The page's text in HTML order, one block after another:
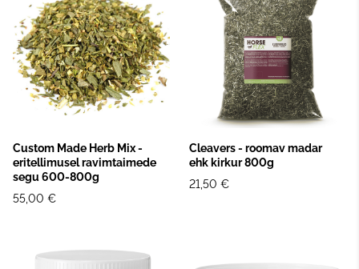
Custom Made Herb Mix -
eritellimusel ravimtaimede
segu 600-800g
55,00 €
Cleavers - roomav madar
ehk kirkur 800g
21,50 €